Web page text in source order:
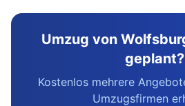
Umzug von
geplant?
Kostenlos mehrere
Umzugsfirmen